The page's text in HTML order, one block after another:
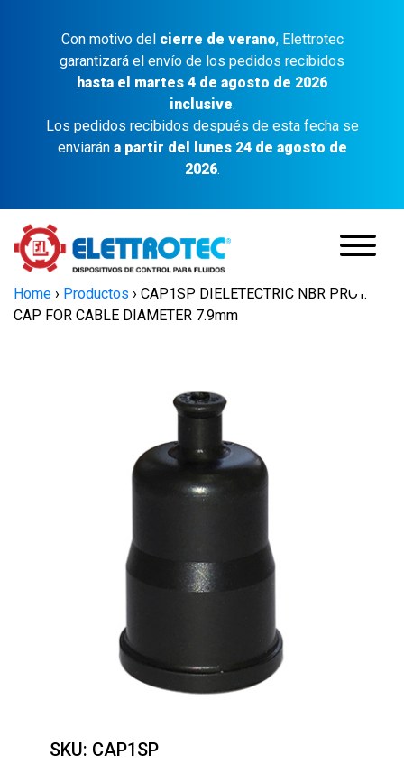
Con motivo del cierre de verano, Elettrotec
garantizará el envío de los pedidos recibidos
hasta el martes 4 de agosto de 2026
inclusive.
Los pedidos recibidos después de esta fecha se
enviarán a partir del lunes 24 de agosto de
2026.
Home › Productos › CAP1SP DIELETECTRIC NBR PROT.
CAP FOR CABLE DIAMETER 7.9mm
SKU: CAP1SP